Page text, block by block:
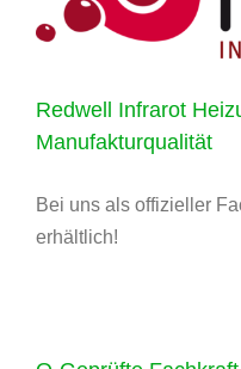
Redwell Infrarot
Manufakturqualität
Bei uns als offizieller
erhältlich!